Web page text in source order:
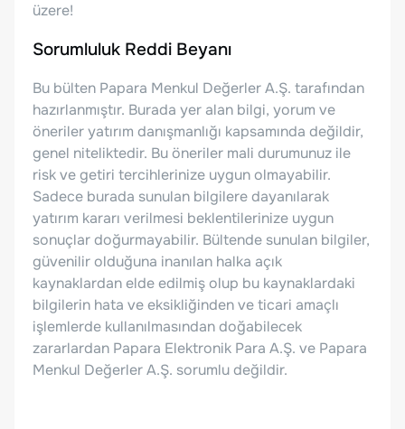
üzere!
Sorumluluk Reddi Beyanı
Bu bülten Papara Menkul Değerler A.Ş. tarafından
hazırlanmıştır. Burada yer alan bilgi, yorum ve
öneriler yatırım danışmanlığı kapsamında değildir,
genel niteliktedir. Bu öneriler mali durumunuz ile
risk ve getiri tercihlerinize uygun olmayabilir.
Sadece burada sunulan bilgilere dayanılarak
yatırım kararı verilmesi beklentilerinize uygun
sonuçlar doğurmayabilir. Bültende sunulan bilgiler,
güvenilir olduğuna inanılan halka açık
kaynaklardan elde edilmiş olup bu kaynaklardaki
bilgilerin hata ve eksikliğinden ve ticari amaçlı
işlemlerde kullanılmasından doğabilecek
zararlardan Papara Elektronik Para A.Ş. ve Papara
Menkul Değerler A.Ş. sorumlu değildir.